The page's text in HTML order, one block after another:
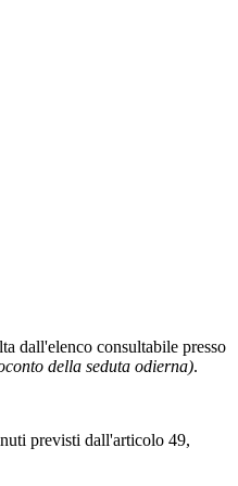
dall'elenco consultabile presso
della seduta odierna).
previsti dall'articolo 49,